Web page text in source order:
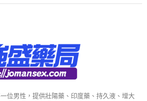
位男性，提供壯陽藥、印度藥、持久液、增大